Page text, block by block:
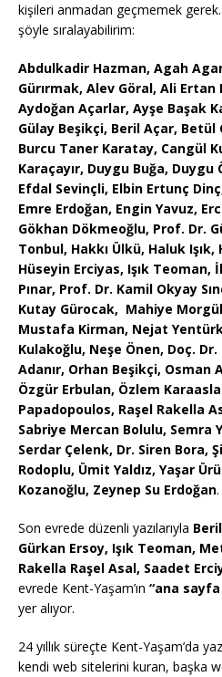
kişileri anmadan geçmemek
şöyle sıralayabilirim:
Abdulkadir Hazman, Agah
Gürırmak, Alev Göral, Ali
Aydoğan Açarlar, Ayşe Başak
Gülay Beşikçi, Beril Açar, Betül
Burcu Taner Karatay, Cangül
Karaçayır, Duygu Buğa, Duygu
Efdal Sevinçli, Elbin Ertunç
Emre Erdoğan, Engin Yavuz,
Gökhan Dökmeoğlu, Prof. Dr.
Tonbul, Hakkı Ülkü, Haluk Işık,
Hüseyin Erciyas, Işık Teoman,
Pınar, Prof. Dr. Kamil Okyay
Kutay Gürocak, Mahiye
Mustafa Kirman, Nejat
Kulakoğlu, Neşe Önen, Doç.
Adanır, Orhan Beşikçi, Osman
Özgür Erbulan, Özlem
Papadopoulos, Raşel Rakella
Sabriye Mercan Bolulu, Semra
Serdar Çelenk, Dr. Siren Bora,
Rodoplu, Ümit Yaldız, Yaşar
Kozanoğlu, Zeynep Su Erdoğan.
Son evrede düzenli yazılarıyla
Gürkan Ersoy, Işık Teoman,
Rakella Raşel Asal, Saadet
evrede Kent-Yaşam’ın “ana sayfa
yer alıyor.
24 yıllık süreçte Kent-Yaşam’da
kendi web sitelerini kuran, başka